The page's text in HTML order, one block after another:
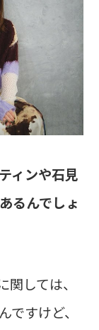
ィンや石見
るんでしょ
しては、
すけど、